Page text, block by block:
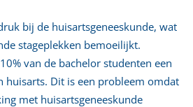
bij de huisartsgeneeskunde, wat
stageplekken bemoeilijkt.
van de bachelor studenten een
huisarts. Dit is een probleem omdat
met huisartsgeneeskunde